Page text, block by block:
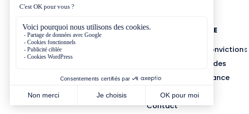
NOUS CONNAÎTRE
Présentation et convictions
Missions et méthodes
Équipe et gouvernance
Partenariats
Contact